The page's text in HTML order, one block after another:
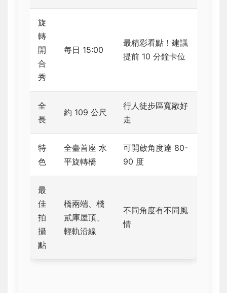
旋
轉
開
合
秀
每日 15:00
最精彩看點！建議
提前 10 分鐘卡位
全
長
約 109 公尺
行人徒步區寬敞好
走
特
色
全臺首座 水
平旋轉橋
可開啟角度達 80-
90 度
最
佳
拍
攝
點
橋兩端、棧
貳庫屋頂、
輕軌沿線
不同角度有不同風
情